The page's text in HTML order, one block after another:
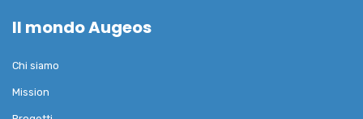
Il mondo Augeos
Chi siamo
Mission